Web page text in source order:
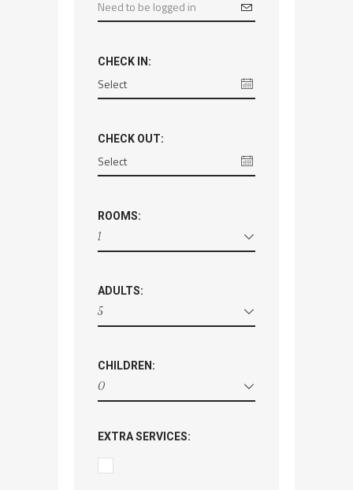
CHECK IN:
CHECK OUT:
ROOMS:
1
ADULTS:
5
CHILDREN:
0
EXTRA SERVICES: